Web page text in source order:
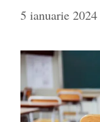
5 ianuarie 2024